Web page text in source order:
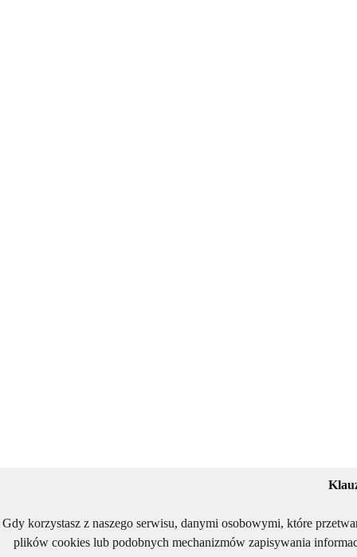
Gdy korzystasz z naszego serwisu, danymi osobowymi, które
plików cookies lub podobnych mechanizmów zapisywania